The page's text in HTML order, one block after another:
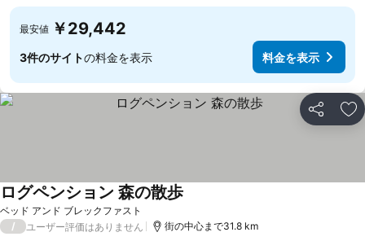
最安値 ￥29,442
3件のサイトの料金を表示 料金を表示
シェア お
ベッド アンド ブレックファスト
ログペンション 森の散歩
/ ユーザー評価はありません 街の中心まで31.8 km